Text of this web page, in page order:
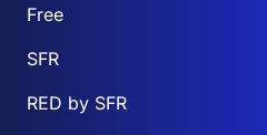
Free
SFR
RED by SFR